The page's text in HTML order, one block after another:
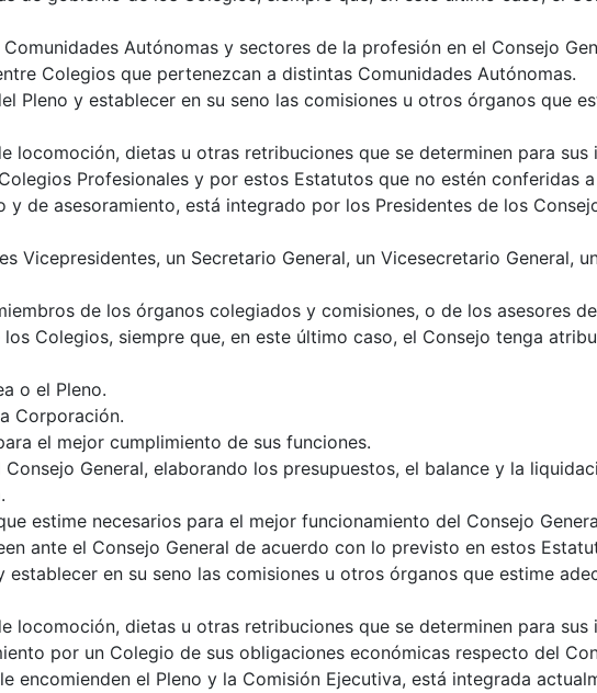
Autónomas y sectores de la profesión en el Consejo
Colegios que pertenezcan a distintas Comunidades Autónomas.
Pleno y establecer en su seno las comisiones u otros órganos que
locomoción, dietas u otras retribuciones que se determinen para sus
Profesionales y por estos Estatutos que no estén conferidas
y de asesoramiento, está integrado por los Presidentes de los
Vicepresidentes, un Secretario General, un Vicesecretario General,
de los órganos colegiados y comisiones, o de los asesores
Colegios, siempre que, en este último caso, el Consejo tenga
o el Pleno.
Corporación.
el mejor cumplimiento de sus funciones.
General, elaborando los presupuestos, el balance y la
estime necesarios para el mejor funcionamiento del Consejo
ante el Consejo General de acuerdo con lo previsto en estos
en su seno las comisiones u otros órganos que estime
locomoción, dietas u otras retribuciones que se determinen para sus
por un Colegio de sus obligaciones económicas respecto del
encomienden el Pleno y la Comisión Ejecutiva, está integrada